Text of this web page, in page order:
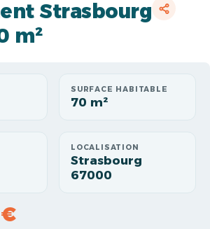
Strasbourg
m²
SURFACE HABITABLE
70 m²
LOCALISATION
Strasbourg
67000